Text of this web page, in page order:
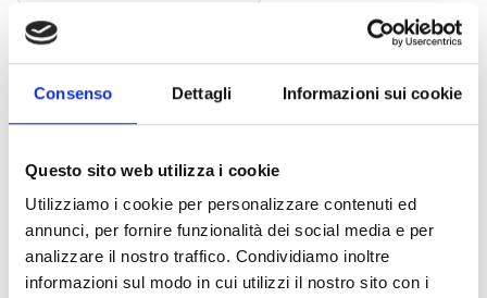
Consenso Dettagli Informazioni sui cookie
Questo sito web utilizza i cookie
Utilizziamo i cookie per personalizzare contenuti ed
annunci, per fornire funzionalità dei social media e per
analizzare il nostro traffico. Condividiamo inoltre
informazioni sul modo in cui utilizzi il nostro sito con i
Documents(6992)
Select All
Please log in before downloading content marked with
the icon lock
All languages
SEARCH